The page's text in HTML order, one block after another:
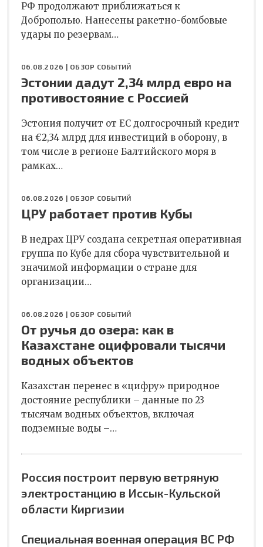
РФ продолжают приближаться к
Доброполью. Нанесены ракетно-бомбовые
удары по резервам…
06.08.2026 | ОБЗОР СОБЫТИЙ
Эстонии дадут 2,34 млрд евро на
противостояние с Россией
Эстония получит от ЕС долгосрочный кредит
на €2,34 млрд для инвестиций в оборону, в
том числе в регионе Балтийского моря в
рамках…
06.08.2026 | ОБЗОР СОБЫТИЙ
ЦРУ работает против Кубы
В недрах ЦРУ создана секретная оперативная
группа по Кубе для сбора чувствительной и
значимой информации о стране для
организации…
06.08.2026 | ОБЗОР СОБЫТИЙ
От ручья до озера: как в
Казахстане оцифровали тысячи
водных объектов
Казахстан перенес в «цифру» природное
достояние республики – данные по 23
тысячам водных объектов, включая
подземные воды –…
Россия построит первую ветряную
электростанцию в Иссык-Кульской
области Киргизии
Специальная военная операция ВС РФ